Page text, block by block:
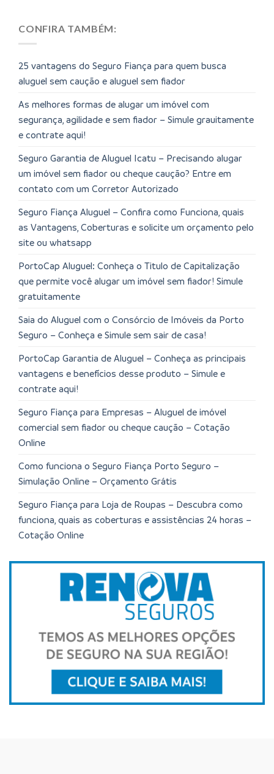
CONFIRA TAMBÉM:
25 vantagens do Seguro Fiança para quem busca
aluguel sem caução e aluguel sem fiador
As melhores formas de alugar um imóvel com
segurança, agilidade e sem fiador – Simule grauitamente
e contrate aqui!
Seguro Garantia de Aluguel Icatu – Precisando alugar
um imóvel sem fiador ou cheque caução? Entre em
contato com um Corretor Autorizado
Seguro Fiança Aluguel – Confira como Funciona, quais
as Vantagens, Coberturas e solicite um orçamento pelo
site ou whatsapp
PortoCap Aluguel: Conheça o Titulo de Capitalização
que permite você alugar um imóvel sem fiador! Simule
gratuitamente
Saia do Aluguel com o Consórcio de Imóveis da Porto
Seguro – Conheça e Simule sem sair de casa!
PortoCap Garantia de Aluguel – Conheça as principais
vantagens e benefícios desse produto – Simule e
contrate aqui!
Seguro Fiança para Empresas – Aluguel de imóvel
comercial sem fiador ou cheque caução – Cotação
Online
Como funciona o Seguro Fiança Porto Seguro –
Simulação Online – Orçamento Grátis
Seguro Fiança para Loja de Roupas – Descubra como
funciona, quais as coberturas e assistências 24 horas –
Cotação Online